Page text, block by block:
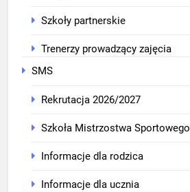
Szkoły partnerskie
Trenerzy prowadzący zajęcia
SMS
Rekrutacja 2026/2027
Szkoła Mistrzostwa Sportowego
Informacje dla rodzica
Informacje dla ucznia